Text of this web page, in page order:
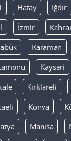
Hatay Iğdır
İzmir
Karaman
Kayseri
Kırklareli
Konya
Manisa